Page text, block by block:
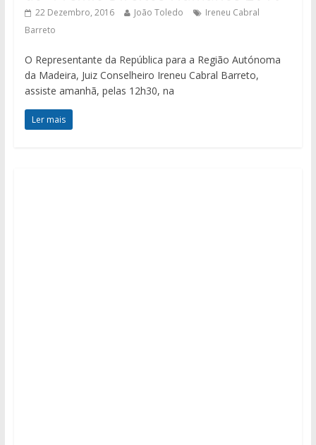
22 Dezembro, 2016 João Toledo
Ireneu Cabral
Barreto
O Representante da República para a Região Autónoma
da Madeira, Juiz Conselheiro Ireneu Cabral Barreto,
assiste amanhã, pelas 12h30, na
Ler mais